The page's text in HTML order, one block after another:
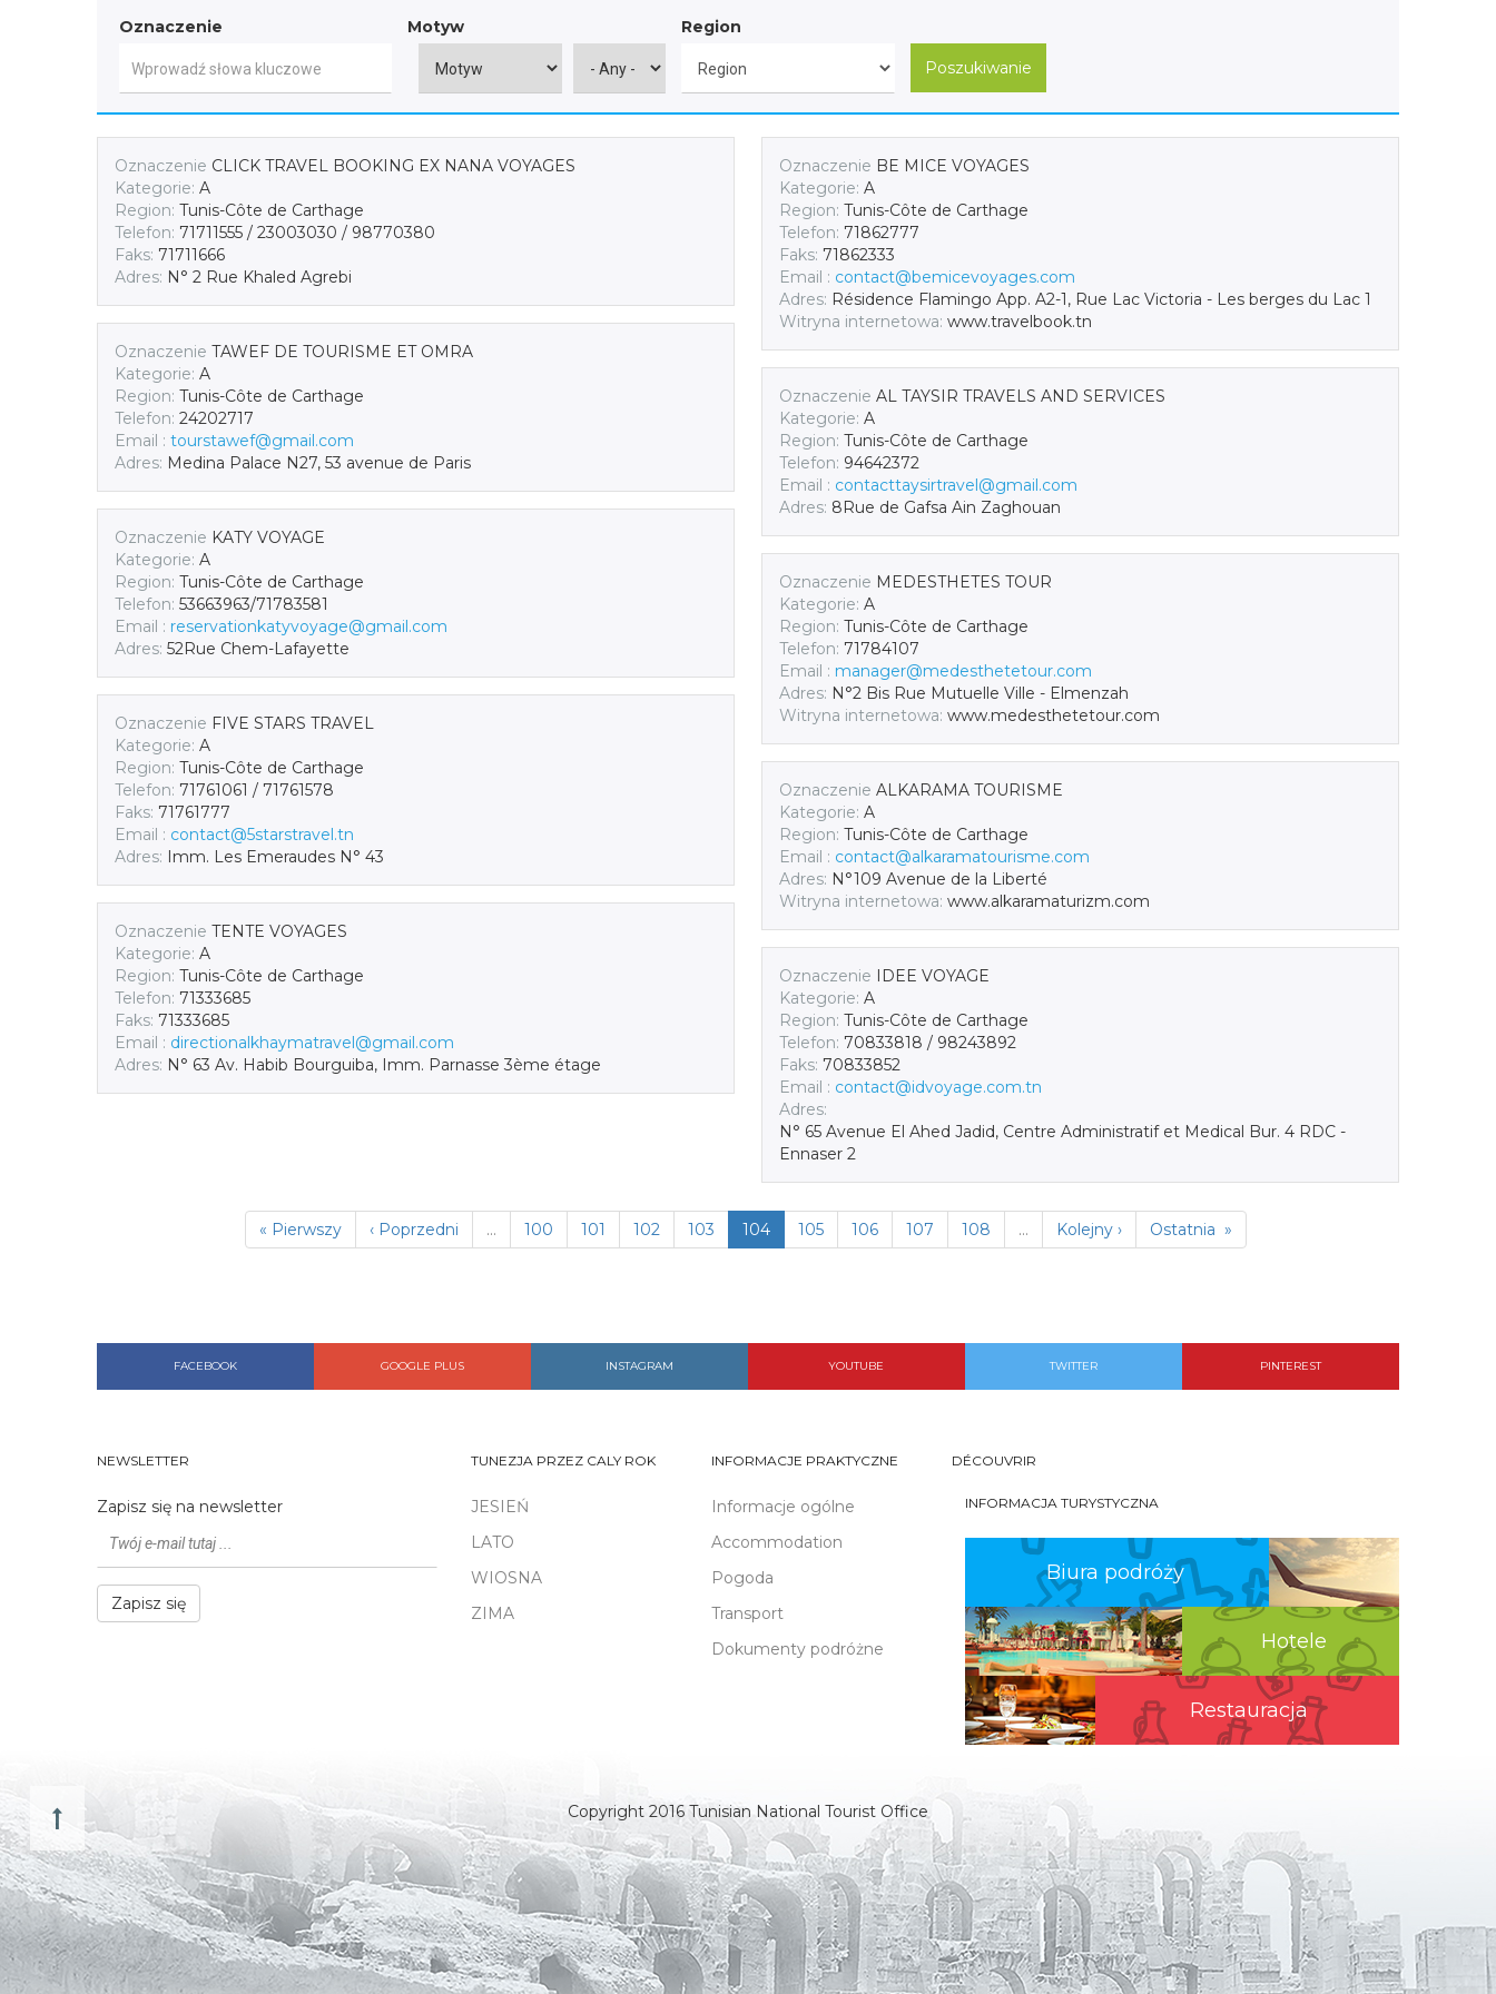
Oznaczenie Motyw Region
Poszukiwanie
Oznaczenie CLICK TRAVEL BOOKING EX NANA VOYAGES
Kategorie: A
Region: Tunis-Côte de Carthage
Telefon: 71711555 / 23003030 / 98770380
Faks: 71711666
Adres: N° 2 Rue Khaled Agrebi
Oznaczenie BE MICE VOYAGES
Kategorie: A
Region: Tunis-Côte de Carthage
Telefon: 71862777
Faks: 71862333
Email : contact@bemicevoyages.com
Adres: Résidence Flamingo App. A2-1, Rue Lac Victoria - Les berges du Lac 1
Witryna internetowa: www.travelbook.tn
Oznaczenie TAWEF DE TOURISME ET OMRA
Kategorie: A
Region: Tunis-Côte de Carthage
Telefon: 24202717
Email : tourstawef@gmail.com
Adres: Medina Palace N27, 53 avenue de Paris
Oznaczenie AL TAYSIR TRAVELS AND SERVICES
Kategorie: A
Region: Tunis-Côte de Carthage
Telefon: 94642372
Email : contacttaysirtravel@gmail.com
Adres: 8Rue de Gafsa Ain Zaghouan
Oznaczenie KATY VOYAGE
Kategorie: A
Region: Tunis-Côte de Carthage
Telefon: 53663963/71783581
Email : reservationkatyvoyage@gmail.com
Adres: 52Rue Chem-Lafayette
Oznaczenie MEDESTHETES TOUR
Kategorie: A
Region: Tunis-Côte de Carthage
Telefon: 71784107
Email : manager@medesthetetour.com
Adres: N°2 Bis Rue Mutuelle Ville - Elmenzah
Witryna internetowa: www.medesthetetour.com
Oznaczenie FIVE STARS TRAVEL
Kategorie: A
Region: Tunis-Côte de Carthage
Telefon: 71761061 / 71761578
Faks: 71761777
Email : contact@5starstravel.tn
Adres: Imm. Les Emeraudes N° 43
Oznaczenie ALKARAMA TOURISME
Kategorie: A
Region: Tunis-Côte de Carthage
Email : contact@alkaramatourisme.com
Adres: N°109 Avenue de la Liberté
Witryna internetowa: www.alkaramaturizm.com
Oznaczenie TENTE VOYAGES
Kategorie: A
Region: Tunis-Côte de Carthage
Telefon: 71333685
Faks: 71333685
Email : directionalkhaymatravel@gmail.com
Adres: N° 63 Av. Habib Bourguiba, Imm. Parnasse 3ème étage
Oznaczenie IDEE VOYAGE
Kategorie: A
Region: Tunis-Côte de Carthage
Telefon: 70833818 / 98243892
Faks: 70833852
Email : contact@idvoyage.com.tn
Adres:
N° 65 Avenue El Ahed Jadid, Centre Administratif et Medical Bur. 4 RDC -
Ennaser 2
« Pierwszy ‹ Poprzedni … 100 101 102 103 104 105 106 107 108 … Kolejny › Ostatnia »
FACEBOOK GOOGLE PLUS INSTAGRAM YOUTUBE TWITTER PINTEREST
NEWSLETTER
Zapisz się na newsletter
Zapisz się
TUNEZJA PRZEZ CALY ROK
JESIEŃ
LATO
WIOSNA
ZIMA
INFORMACJE PRAKTYCZNE
Informacje ogólne
Accommodation
Pogoda
Transport
Dokumenty podróżne
DÉCOUVRIR
INFORMACJA TURYSTYCZNA
Biura podróży
Hotele
Restauracja
Copyright 2016 Tunisian National Tourist Office